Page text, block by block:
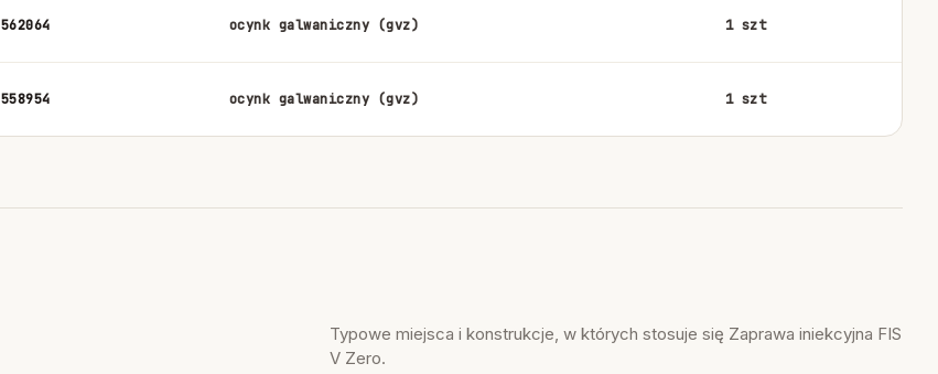
562064 ocynk galwaniczny (gvz) 1 szt
558954 ocynk galwaniczny (gvz) 1 szt
Typowe miejsca i konstrukcje, w których stosuje się Zaprawa iniekcyjna FIS
V Zero.